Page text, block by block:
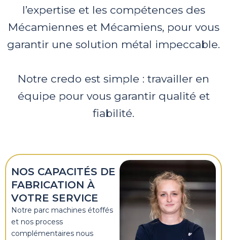
l’expertise et les compétences des
Mécamiennes et Mécamiens, pour vous
garantir une solution métal impeccable.
Notre credo est simple : travailler en
équipe pour vous garantir qualité et
fiabilité.
NOS CAPACITÉS DE
FABRICATION À
VOTRE SERVICE
Notre parc machines étoffés
et nos process
complémentaires nous